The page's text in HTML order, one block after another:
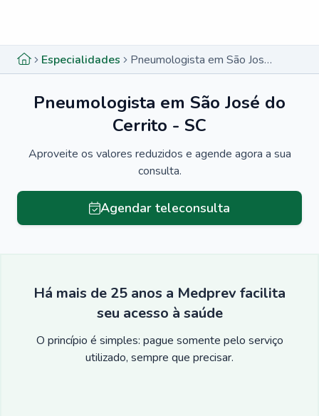
Especialidades Pneumologista em São José do Cerrito - SC
Pneumologista em São José do
Cerrito - SC
Aproveite os valores reduzidos e agende agora a sua
consulta.
Agendar teleconsulta
Há mais de 25 anos a Medprev facilita
seu acesso à saúde
O princípio é simples: pague somente pelo serviço
utilizado, sempre que precisar.